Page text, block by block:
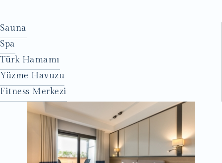
Sauna
Spa
Türk Hamamı
Yüzme Havuzu
Fitness Merkezi